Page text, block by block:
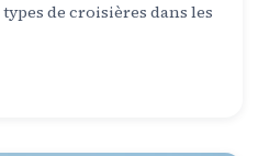
de croisières dans les